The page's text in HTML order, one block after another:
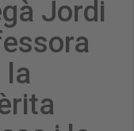
Jordi
la